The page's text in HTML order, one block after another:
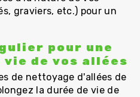
graviers, etc.) pour un
pour une
vie de vos allées
de nettoyage d'allées de
la durée de vie de